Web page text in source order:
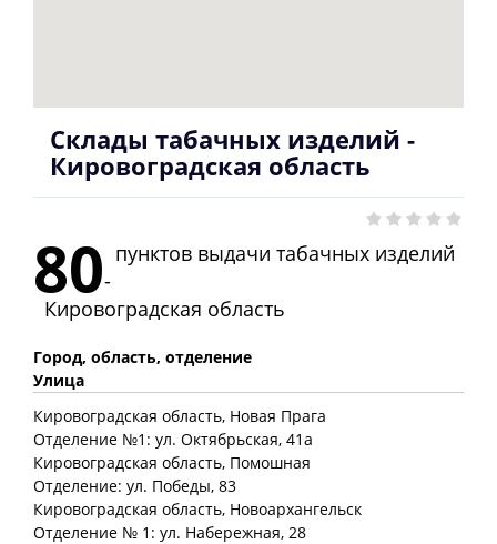
Склады табачных изделий -
Кировоградская область
80 пунктов выдачи табачных изделий
-
Кировоградская область
Город, область, отделение
Улица
Кировоградская область, Новая Прага
Отделение №1: ул. Октябрьская, 41а
Кировоградская область, Помошная
Отделение: ул. Победы, 83
Кировоградская область, Новоархангельск
Отделение № 1: ул. Набережная, 28